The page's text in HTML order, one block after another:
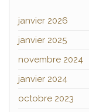
janvier 2026
janvier 2025
novembre 2024
janvier 2024
octobre 2023